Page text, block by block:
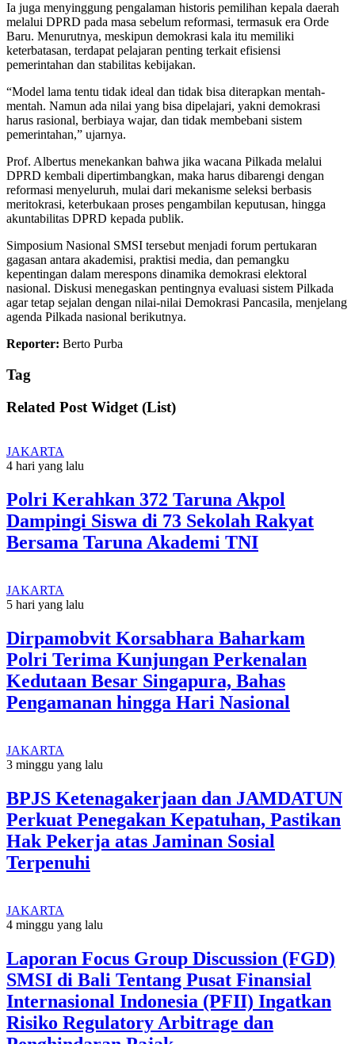
Ia juga menyinggung pengalaman historis pemilihan kepala daerah
melalui DPRD pada masa sebelum reformasi, termasuk era Orde
Baru. Menurutnya, meskipun demokrasi kala itu memiliki
keterbatasan, terdapat pelajaran penting terkait efisiensi
pemerintahan dan stabilitas kebijakan.
“Model lama tentu tidak ideal dan tidak bisa diterapkan mentah-
mentah. Namun ada nilai yang bisa dipelajari, yakni demokrasi
harus rasional, berbiaya wajar, dan tidak membebani sistem
pemerintahan,” ujarnya.
Prof. Albertus menekankan bahwa jika wacana Pilkada melalui
DPRD kembali dipertimbangkan, maka harus dibarengi dengan
reformasi menyeluruh, mulai dari mekanisme seleksi berbasis
meritokrasi, keterbukaan proses pengambilan keputusan, hingga
akuntabilitas DPRD kepada publik.
Simposium Nasional SMSI tersebut menjadi forum pertukaran
gagasan antara akademisi, praktisi media, dan pemangku
kepentingan dalam merespons dinamika demokrasi elektoral
nasional. Diskusi menegaskan pentingnya evaluasi sistem Pilkada
agar tetap sejalan dengan nilai-nilai Demokrasi Pancasila, menjelang
agenda Pilkada nasional berikutnya.
Reporter: Berto Purba
Tag
Related Post Widget (List)
JAKARTA
4 hari yang lalu
Polri Kerahkan 372 Taruna Akpol
Dampingi Siswa di 73 Sekolah Rakyat
Bersama Taruna Akademi TNI
JAKARTA
5 hari yang lalu
Dirpamobvit Korsabhara Baharkam
Polri Terima Kunjungan Perkenalan
Kedutaan Besar Singapura, Bahas
Pengamanan hingga Hari Nasional
JAKARTA
3 minggu yang lalu
BPJS Ketenagakerjaan dan JAMDATUN
Perkuat Penegakan Kepatuhan, Pastikan
Hak Pekerja atas Jaminan Sosial
Terpenuhi
JAKARTA
4 minggu yang lalu
Laporan Focus Group Discussion (FGD)
SMSI di Bali Tentang Pusat Finansial
Internasional Indonesia (PFII) Ingatkan
Risiko Regulatory Arbitrage dan